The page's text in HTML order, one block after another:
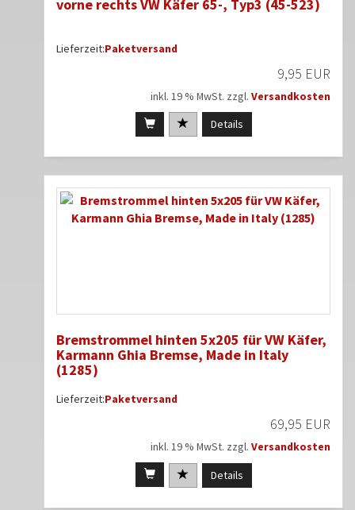
vorne rechts VW Käfer 65-, Typ3 (45-523)
Lieferzeit:Paketversand
9,95 EUR
inkl. 19 % MwSt. zzgl. Versandkosten
Details
Bremstrommel hinten 5x205 für VW Käfer,
Karmann Ghia Bremse, Made in Italy
(1285)
Lieferzeit:Paketversand
69,95 EUR
inkl. 19 % MwSt. zzgl. Versandkosten
Details